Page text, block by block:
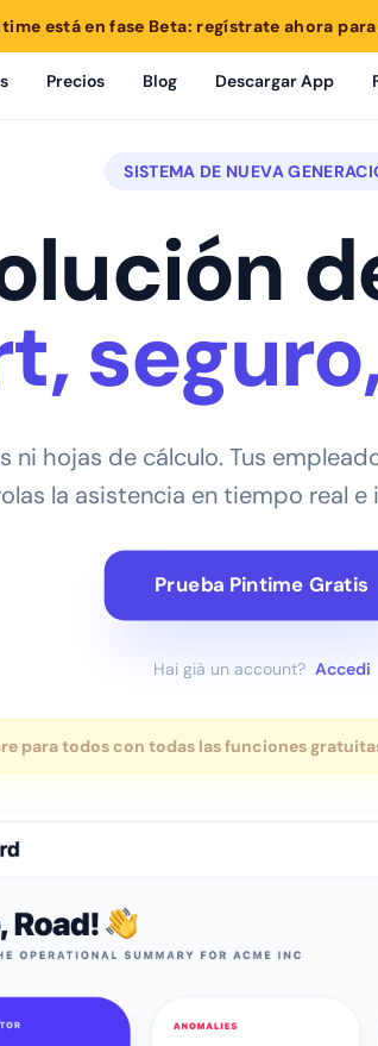
está en fase Beta: regístrate ahora
Precios Blog Descargar App
SISTEMA DE NUEVA
ni hojas de cálculo. Tus
la asistencia en tiempo real e
Prueba Pintime Gratis
Hai già un account? Accedi
para todos con todas las funciones